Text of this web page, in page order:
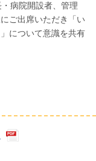
病院開設者、管理
ご出席いただき「い
について意識を共有